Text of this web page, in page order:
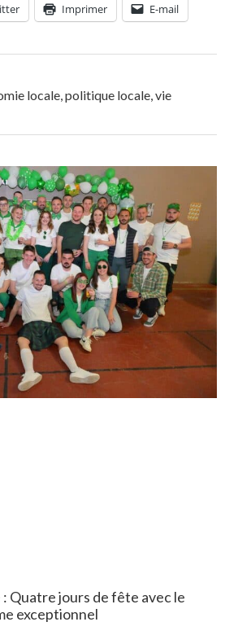
Imprimer E-mail
locale,politique locale,vie
Quatre jours de fête avec le
exceptionnel